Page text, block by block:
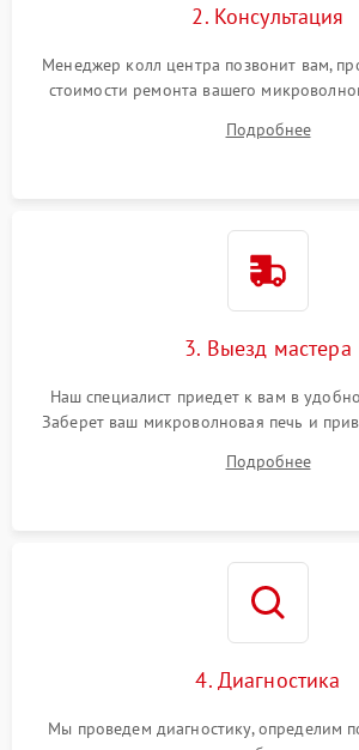
2. Консультация
Менеджер колл центра позвонит вам,
стоимости ремонта вашего
Подробнее
3. Выезд мастера
Наш специалист приедет к вам в
Заберет ваш микроволновая печь и
Подробнее
4. Диагностика
Мы проведем диагностику, определим